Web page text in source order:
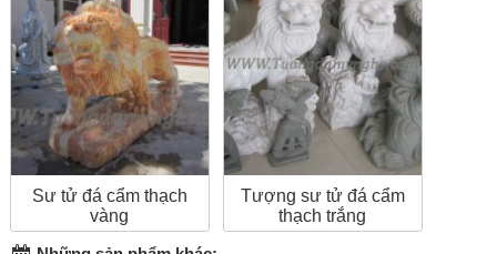
Sư tử đá cẩm thạch
vàng
Tượng sư tử đá cẩm
thạch trắng